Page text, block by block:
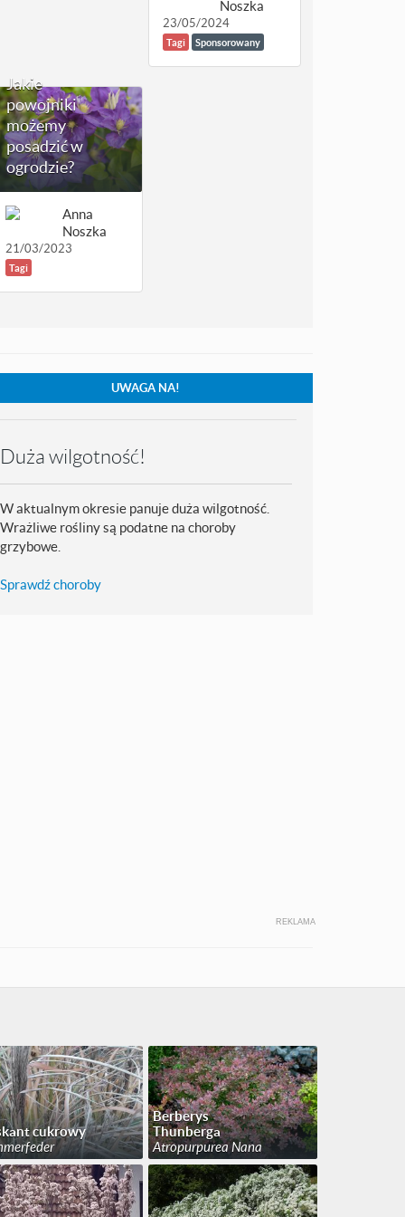
Noszka
23/05/2024
Tagi Sponsorowany
Jakie
powojniki
możemy
posadzić w
ogrodzie?
Anna
Noszka
21/03/2023
Tagi
UWAGA NA!
Duża wilgotność!
W aktualnym okresie panuje duża wilgotność.
Wrażliwe rośliny są podatne na choroby
grzybowe.
Sprawdź choroby
REKLAMA
cukrowy
Berberys
Thunberga
Atropurpurea Nana